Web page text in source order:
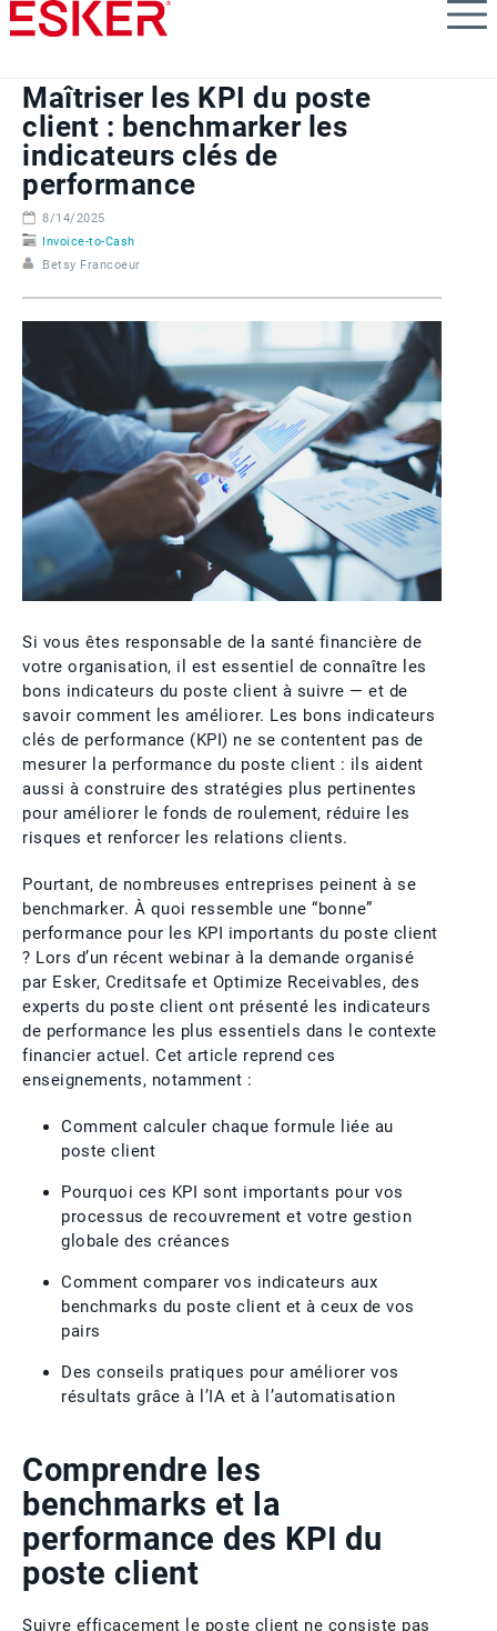
Skip
to
content
Maîtriser les KPI du poste
client : benchmarker les
indicateurs clés de
performance
8/14/2025
Invoice-to-Cash
Betsy Francoeur
Si vous êtes responsable de la santé financière de
votre organisation, il est essentiel de connaître les
bons indicateurs du poste client à suivre — et de
savoir comment les améliorer. Les bons indicateurs
clés de performance (KPI) ne se contentent pas de
mesurer la performance du poste client : ils aident
aussi à construire des stratégies plus pertinentes
pour améliorer le fonds de roulement, réduire les
risques et renforcer les relations clients.
Pourtant, de nombreuses entreprises peinent à se
benchmarker. À quoi ressemble une “bonne”
performance pour les KPI importants du poste client
? Lors d’un récent webinar à la demande organisé
par Esker, Creditsafe et Optimize Receivables, des
experts du poste client ont présenté les indicateurs
de performance les plus essentiels dans le contexte
financier actuel. Cet article reprend ces
enseignements, notamment :
Comment calculer chaque formule liée au
poste client
Pourquoi ces KPI sont importants pour vos
processus de recouvrement et votre gestion
globale des créances
Comment comparer vos indicateurs aux
benchmarks du poste client et à ceux de vos
pairs
Des conseils pratiques pour améliorer vos
résultats grâce à l’IA et à l’automatisation
Comprendre les
benchmarks et la
performance des KPI du
poste client
Suivre efficacement le poste client ne consiste pas